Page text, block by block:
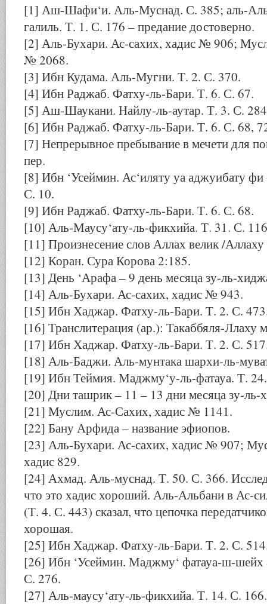
[1] Аш-Шафи‘и. Аль-Муснад. С. 385; аль-
галиль. Т. 1. С. 176 – предание достоверно.
[2] Аль-Бухари. Ас-сахих, хадис № 906;
№ 2068.
[3] Ибн Кудама. Аль-Мугни. Т. 2. С. 370.
[4] Ибн Раджаб. Фатху-ль-Бари. Т. 6. С. 67.
[5] Аш-Шаукани. Найлу-ль-аутар. Т. 3. С.
[6] Ибн Раджаб. Фатху-ль-Бари. Т. 6. С. 68,
[7] Непрерывное пребывание в мечети для
пер.
[8] Ибн ‘Усеймин. Ас‘иляту уа аджуибату фи
С. 10.
[9] Ибн Раджаб. Фатху-ль-Бари. Т. 6. С. 68.
[10] Аль-Маусу‘ату-ль-фикхийа. Т. 31. С.
[11] Произнесение слов Аллах велик /Аллаху
[12] Коран. Сура Корова 2:185.
[13] День ‘Арафа – 9 день месяца зу-ль-
[14] Аль-Бухари. Ас-сахих, хадис № 943.
[15] Ибн Хаджар. Фатху-ль-Бари. Т. 2. С.
[16] Транслитерация (ар.): Такаббяля-Ллаху
[17] Ибн Хаджар. Фатху-ль-Бари. Т. 2. С.
[18] Аль-Баджи. Аль-мунтака шархи-ль-
[19] Ибн Теймия. Маджму‘у-ль-фатауа. Т.
[20] Дни ташрик – 11 – 13 дни месяца зу-ль-
[21] Муслим. Ас-Сахих, хадис № 1141.
[22] Бану Арфида – название эфиопов.
[23] Аль-Бухари. Ас-сахих, хадис № 907;
хадис 829.
[24] Ахмад. Аль-муснад. Т. 50. С. 366.
что это хадис хороший. Аль-Альбани в Ас-
(Т. 4. С. 443) сказал, что цепочка
хорошая.
[25] Ибн Хаджар. Фатху-ль-Бари. Т. 2. С.
[26] Ибн ‘Усеймин. Маджму‘ фатауа-ш-шейх
С. 276.
[27] Аль-маусу‘ату-ль-фикхийа. Т. 14. С. 166.